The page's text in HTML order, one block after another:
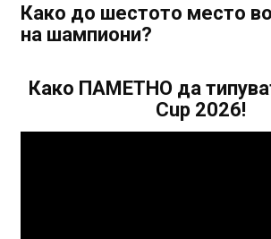
Како до шестото место
на шампиони?
Како ПАМЕТНО да
Cup 2026!